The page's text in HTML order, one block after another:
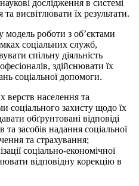
дослідження в системі
висвітлювати їх результати.
модель роботи з об’єктами
соціальних служб,
спільну діяльність
здійснювати їх
соціальної допомоги.
верств населення та
соціального захисту щодо їх
обґрунтовані відповіді
засобів надання соціальної
та страхування;
соціально-економічної
відповідну корекцію в